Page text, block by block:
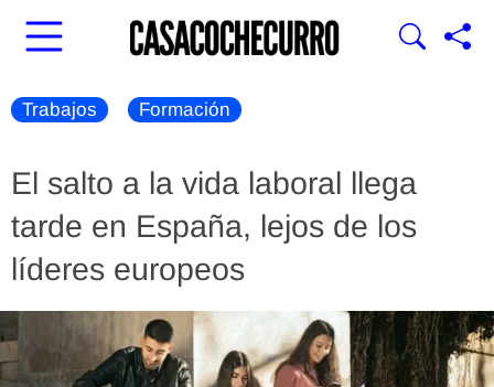
Trabajos Formación
El salto a la vida laboral llega
tarde en España, lejos de los
líderes europeos